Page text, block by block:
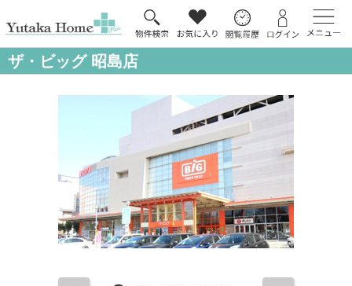
ザ・ビッグ 昭島店